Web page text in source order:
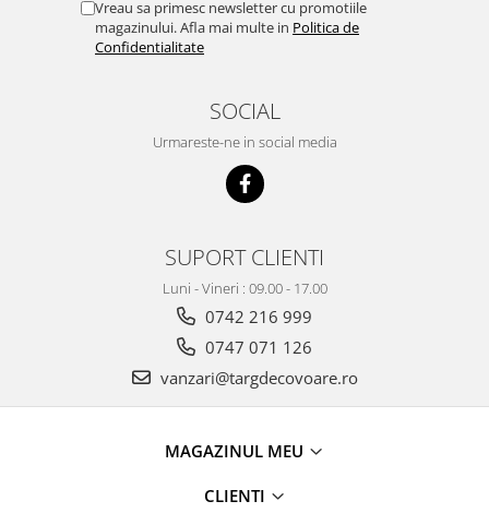
Vreau sa primesc newsletter cu promotiile
magazinului. Afla mai multe in Politica de
Confidentialitate
SOCIAL
Urmareste-ne in social media
SUPORT CLIENTI
Luni - Vineri : 09.00 - 17.00
0742 216 999
0747 071 126
vanzari@targdecovoare.ro
MAGAZINUL MEU
CLIENTI